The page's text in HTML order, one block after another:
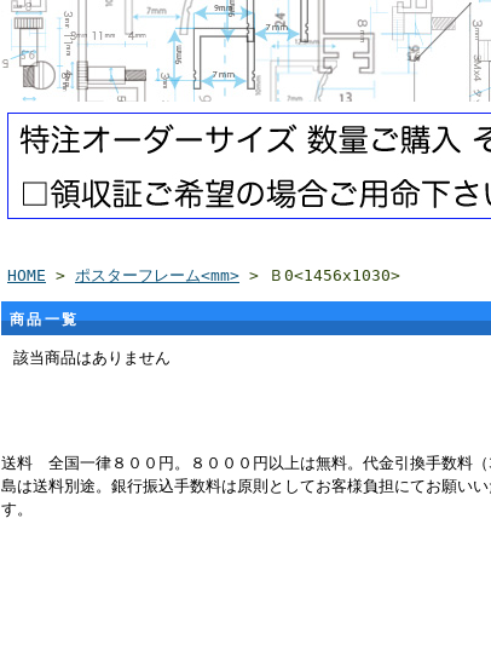
HOME > ポスターフレーム<mm> > Ｂ0<1456x1030>
商品一覧
該当商品はありません
送料 全国一律８００円。８０００円以上は無料。 代金引換手数料（
島は送料別途。銀行振込手数料は原則としてお客様負担にてお願い
す。